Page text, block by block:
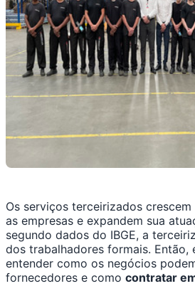
Os serviços terceirizados
as empresas e expandem sua
segundo dados do IBGE, a
dos trabalhadores formais. Então,
entender como os negócios
fornecedores e como contratar